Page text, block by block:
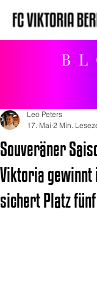
Souveräner
Viktoria
sichert Platz fünf
Leo Peters
17. Mai 2 Min.